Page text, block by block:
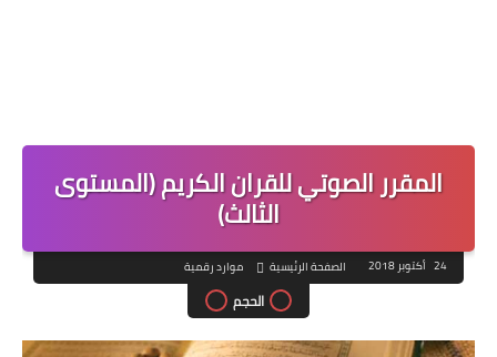
المقرر الصوتي للقران الكريم (المستوى
الثالث)
24 أكتوبر 2018 الصفحة الرئيسية موارد رقمية
الحجم